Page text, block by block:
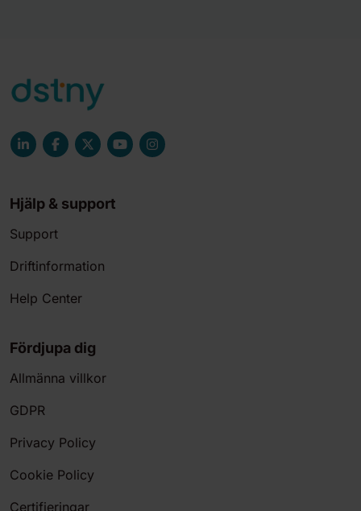
Hjälp & support
Support
Driftinformation
Help Center
Fördjupa dig
Allmänna villkor
GDPR
Privacy Policy
Cookie Policy
Certifieringar